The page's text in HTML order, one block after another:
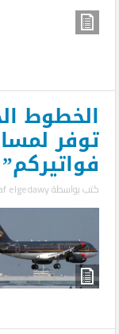
الخطوط
توفر
كتب بواسطةelgedawy